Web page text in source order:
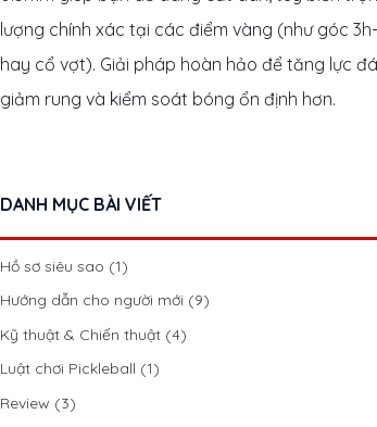
lượng chính xác tại các điểm vàng (như góc
hay cổ vợt). Giải pháp hoàn hảo để tăng lực
giảm rung và kiểm soát bóng ổn định hơn.
DANH MỤC BÀI VIẾT
Hồ sơ siêu sao (1)
Hướng dẫn cho người mới (9)
Kỹ thuật & Chiến thuật (4)
Luật chơi Pickleball (1)
Review (3)